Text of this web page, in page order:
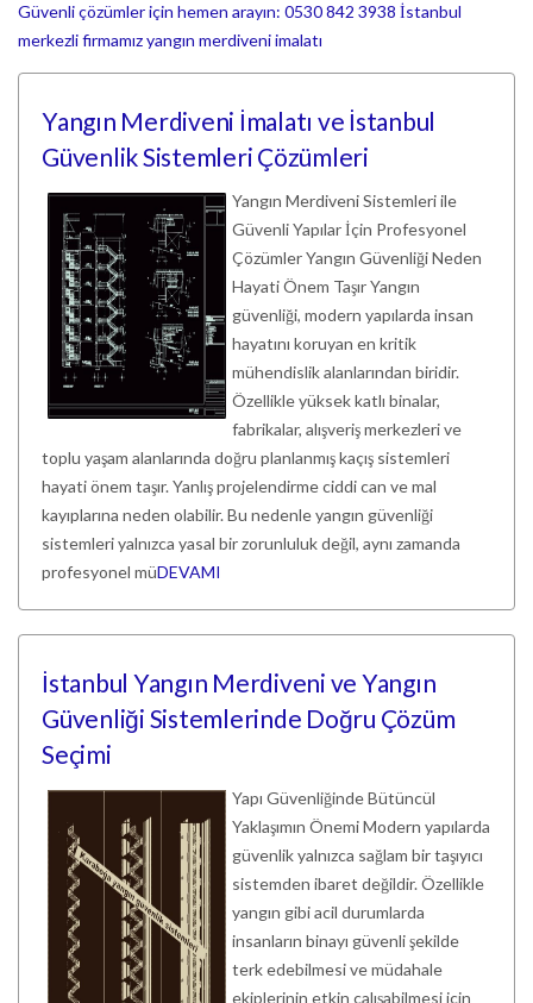
Güvenli çözümler için hemen arayın: 0530 842 3938 İstanbul
merkezli firmamız yangın merdiveni imalatı
Yangın Merdiveni İmalatı ve İstanbul
Güvenlik Sistemleri Çözümleri
Yangın Merdiveni Sistemleri ile
Güvenli Yapılar İçin Profesyonel
Çözümler Yangın Güvenliği Neden
Hayati Önem Taşır Yangın
güvenliği, modern yapılarda insan
hayatını koruyan en kritik
mühendislik alanlarından biridir.
Özellikle yüksek katlı binalar,
fabrikalar, alışveriş merkezleri ve
toplu yaşam alanlarında doğru planlanmış kaçış sistemleri
hayati önem taşır. Yanlış projelendirme ciddi can ve mal
kayıplarına neden olabilir. Bu nedenle yangın güvenliği
sistemleri yalnızca yasal bir zorunluluk değil, aynı zamanda
profesyonel müDEVAMI
İstanbul Yangın Merdiveni ve Yangın
Güvenliği Sistemlerinde Doğru Çözüm
Seçimi
Yapı Güvenliğinde Bütüncül
Yaklaşımın Önemi Modern yapılarda
güvenlik yalnızca sağlam bir taşıyıcı
sistemden ibaret değildir. Özellikle
yangın gibi acil durumlarda
insanların binayı güvenli şekilde
terk edebilmesi ve müdahale
ekiplerinin etkin çalışabilmesi için